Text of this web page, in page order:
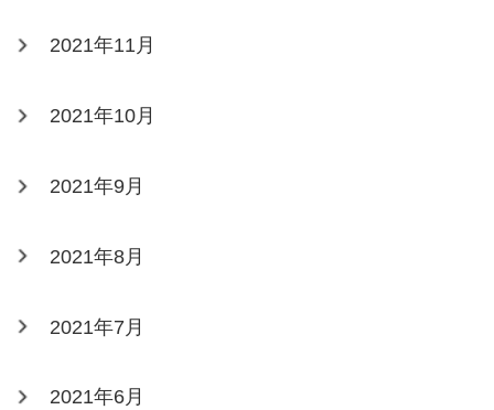
2021年11月
2021年10月
2021年9月
2021年8月
2021年7月
2021年6月